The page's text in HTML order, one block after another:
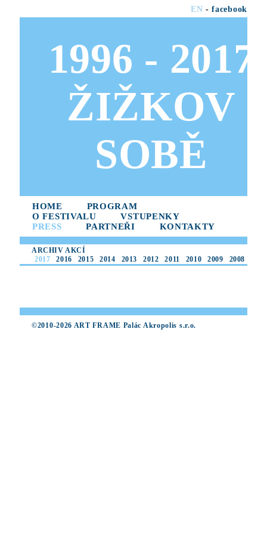
EN -facebook
1996 - 2017
ŽIŽKOV
SOBĚ
HOME
PROGRAM
O FESTIVALU
VSTUPENKY
PRESS
PARTNEŘI KONTAKTY
ARCHIV AKCÍ
2017
2016 2015 2014 2013 2012 2011 2010 2009 2008
©2010-2026 ART FRAME Palác Akropolis s.r.o.